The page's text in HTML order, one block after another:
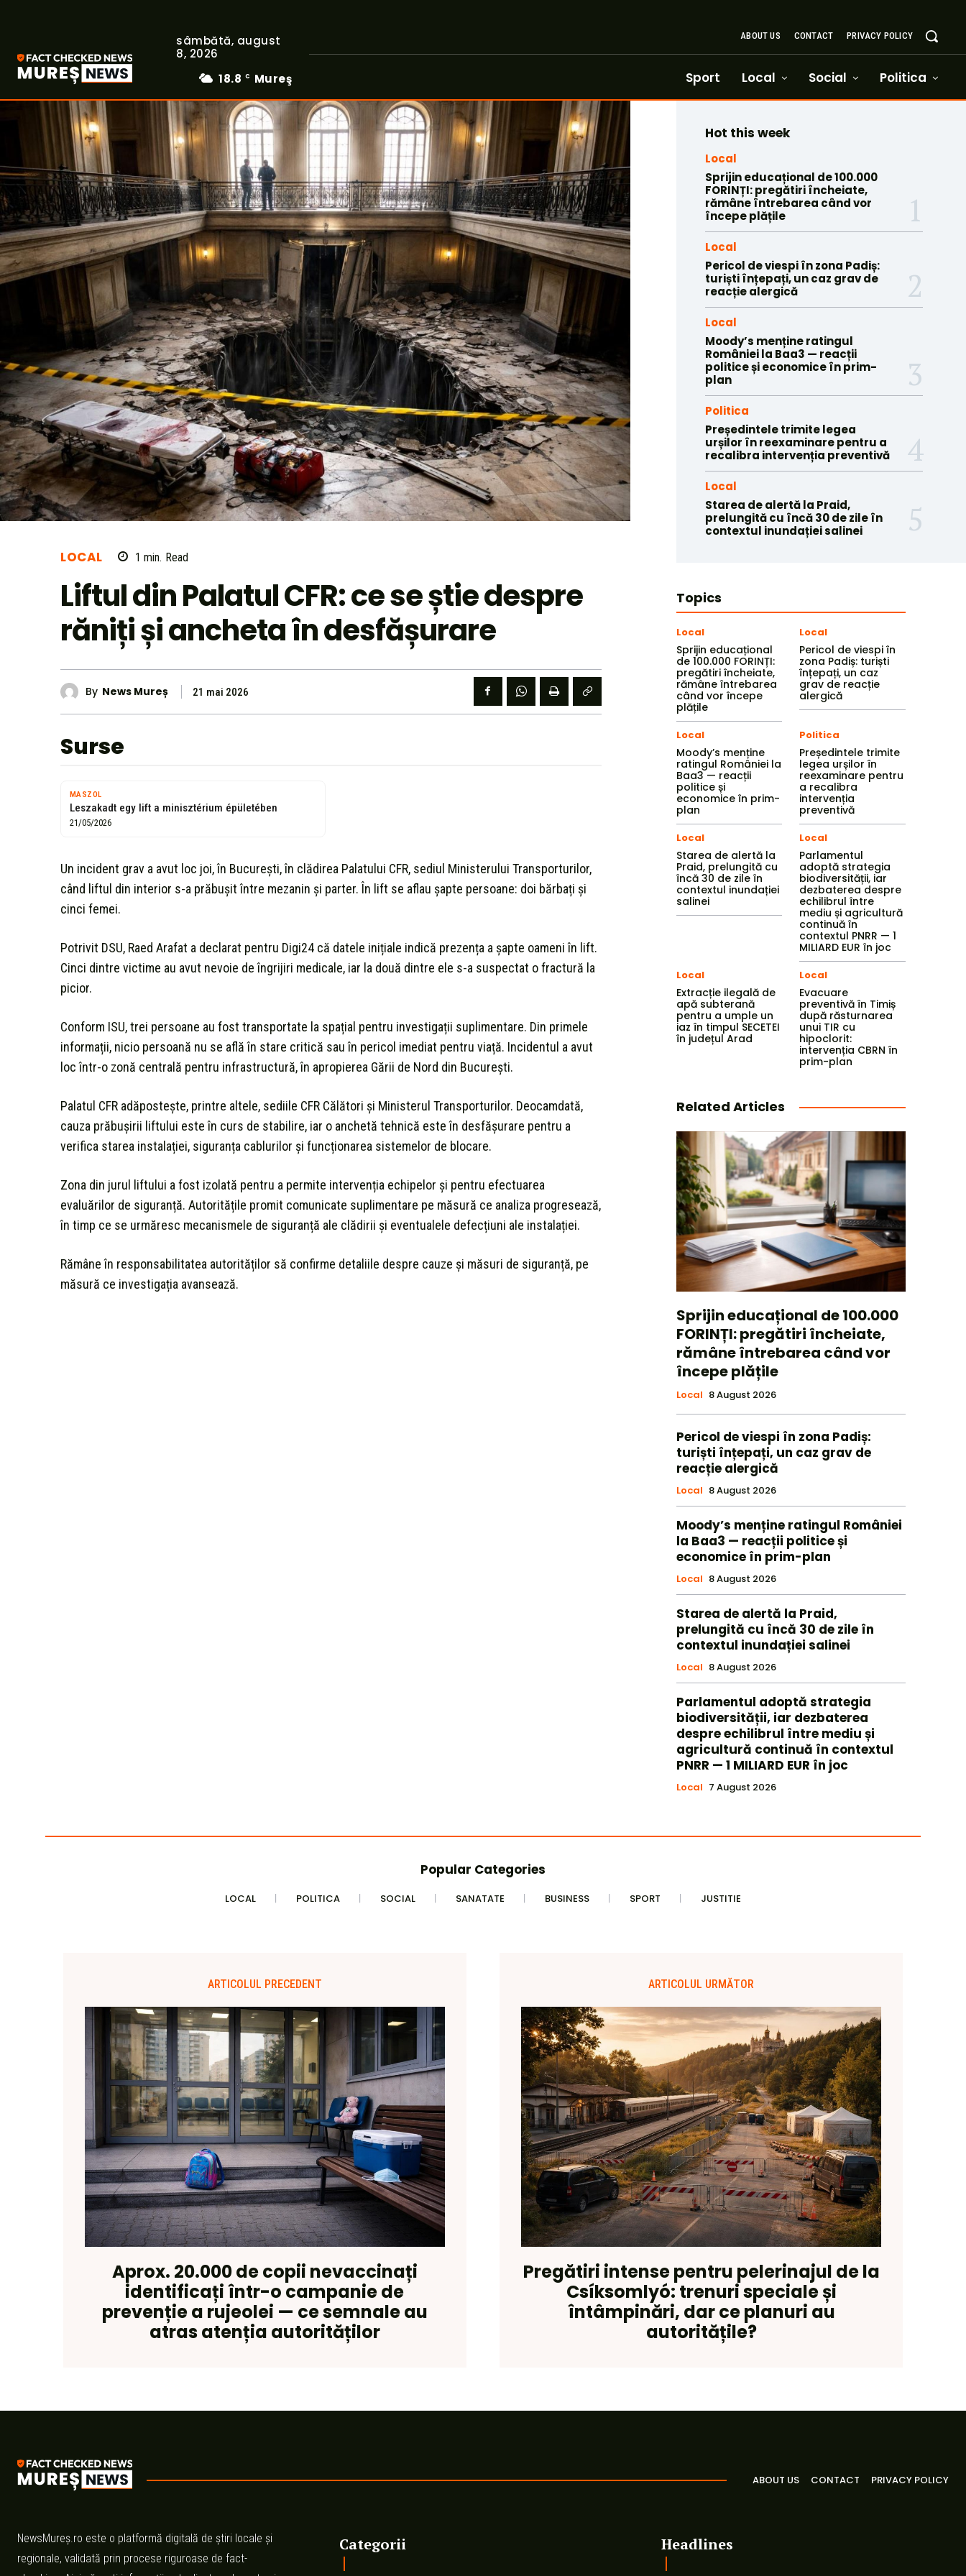
sâmbătă, august
8, 2026
18.8 C Mureş
ABOUT US CONTACT PRIVACY POLICY
Sport Local Social Politica
LOCAL 1 min. Read
Liftul din Palatul CFR: ce se știe despre
răniți și ancheta în desfășurare
By News Mureș 21 mai 2026
Surse
MASZOL
Leszakadt egy lift a minisztérium épületében
21/05/2026
Un incident grav a avut loc joi, în București, în clădirea Palatului CFR, sediul Ministerului Transporturilor,
când liftul din interior s-a prăbușit între mezanin și parter. În lift se aflau șapte persoane: doi bărbați și
cinci femei.
Potrivit DSU, Raed Arafat a declarat pentru Digi24 că datele inițiale indică prezența a șapte oameni în lift.
Cinci dintre victime au avut nevoie de îngrijiri medicale, iar la două dintre ele s-a suspectat o fractură la
picior.
Conform ISU, trei persoane au fost transportate la spațial pentru investigații suplimentare. Din primele
informații, nicio persoană nu se află în stare critică sau în pericol imediat pentru viață. Incidentul a avut
loc într-o zonă centrală pentru infrastructură, în apropierea Gării de Nord din București.
Palatul CFR adăpostește, printre altele, sediile CFR Călători și Ministerul Transporturilor. Deocamdată,
cauza prăbușirii liftului este în curs de stabilire, iar o anchetă tehnică este în desfășurare pentru a
verifica starea instalației, siguranța cablurilor și funcționarea sistemelor de blocare.
Zona din jurul liftului a fost izolată pentru a permite intervenția echipelor și pentru efectuarea
evaluărilor de siguranță. Autoritățile promit comunicate suplimentare pe măsură ce analiza progresează,
în timp ce se urmăresc mecanismele de siguranță ale clădirii și eventualele defecțiuni ale instalației.
Rămâne în responsabilitatea autorităților să confirme detaliile despre cauze și măsuri de siguranță, pe
măsură ce investigația avansează.
Hot this week
Local
Sprijin educațional de 100.000
FORINȚI: pregătiri încheiate,
rămâne întrebarea când vor
începe plățile
Local
Pericol de viespi în zona Padiș:
turiști înțepați, un caz grav de
reacție alergică
Local
Moody’s menține ratingul
României la Baa3 — reacții
politice și economice în prim-
plan
Politica
Președintele trimite legea
urșilor în reexaminare pentru a
recalibra intervenția preventivă
Local
Starea de alertă la Praid,
prelungită cu încă 30 de zile în
contextul inundației salinei
Topics
Local
Sprijin educațional
de 100.000 FORINȚI:
pregătiri încheiate,
rămâne întrebarea
când vor începe
plățile
Local
Pericol de viespi în
zona Padiș: turiști
înțepați, un caz
grav de reacție
alergică
Local
Moody’s menține
ratingul României la
Baa3 — reacții
politice și
economice în prim-
plan
Politica
Președintele trimite
legea urșilor în
reexaminare pentru
a recalibra
intervenția
preventivă
Local
Starea de alertă la
Praid, prelungită cu
încă 30 de zile în
contextul inundației
salinei
Local
Parlamentul
adoptă strategia
biodiversității, iar
dezbaterea despre
echilibrul între
mediu și agricultură
continuă în
contextul PNRR — 1
MILIARD EUR în joc
Local
Extracție ilegală de
apă subterană
pentru a umple un
iaz în timpul SECETEI
în județul Arad
Local
Evacuare
preventivă în Timiș
după răsturnarea
unui TIR cu
hipoclorit:
intervenția CBRN în
prim-plan
Related Articles
Sprijin educațional de 100.000
FORINȚI: pregătiri încheiate,
rămâne întrebarea când vor
începe plățile
Local 8 August 2026
Pericol de viespi în zona Padiș:
turiști înțepați, un caz grav de
reacție alergică
Local 8 August 2026
Moody’s menține ratingul României
la Baa3 — reacții politice și
economice în prim-plan
Local 8 August 2026
Starea de alertă la Praid,
prelungită cu încă 30 de zile în
contextul inundației salinei
Local 8 August 2026
Parlamentul adoptă strategia
biodiversității, iar dezbaterea
despre echilibrul între mediu și
agricultură continuă în contextul
PNRR — 1 MILIARD EUR în joc
Local 7 August 2026
Popular Categories
LOCAL POLITICA SOCIAL SANATATE BUSINESS SPORT JUSTITIE
ARTICOLUL PRECEDENT
Aprox. 20.000 de copii nevaccinați
identificați într-o campanie de
prevenție a rujeolei — ce semnale au
atras atenția autorităților
ARTICOLUL URMĂTOR
Pregătiri intense pentru pelerinajul de la
Csíksomlyó: trenuri speciale și
întâmpinări, dar ce planuri au
autoritățile?
ABOUT US CONTACT PRIVACY POLICY
NewsMureș.ro este o platformă digitală de știri locale și
regionale, validată prin procese riguroase de fact-
Categorii Headlines